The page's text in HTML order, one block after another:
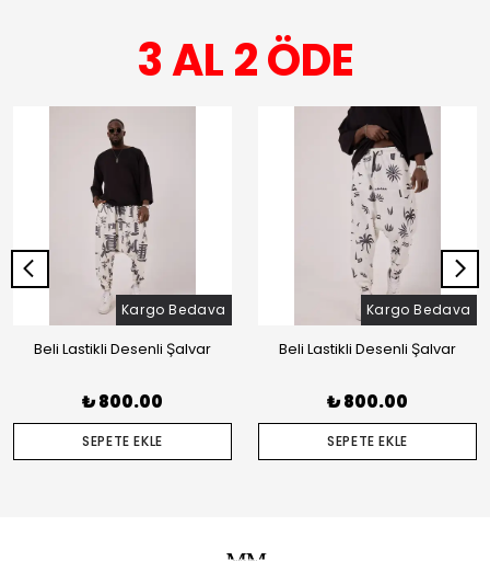
3 AL 2 ÖDE
Kargo Bedava
Beli Lastikli Desenli Şalvar
₺ 800.00
SEPETE EKLE
Kargo Bedava
Beli Lastikli Desenli Şalvar
₺ 800.00
SEPETE EKLE